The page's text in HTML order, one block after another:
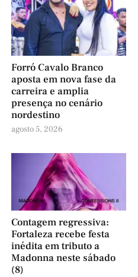
Forró Cavalo Branco
aposta em nova fase da
carreira e amplia
presença no cenário
nordestino
agosto 5, 2026
Contagem regressiva:
Fortaleza recebe festa
inédita em tributo a
Madonna neste sábado
(8)